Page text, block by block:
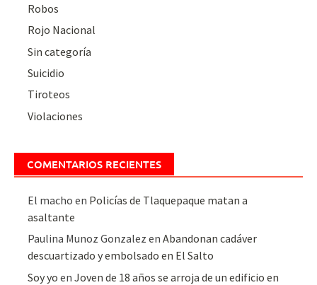
Robos
Rojo Nacional
Sin categoría
Suicidio
Tiroteos
Violaciones
COMENTARIOS RECIENTES
El macho en Policías de Tlaquepaque matan a
asaltante
Paulina Munoz Gonzalez enAbandonan cadáver
descuartizado y embolsado en El Salto
Soy yo enJoven de 18 años se arroja de un edificio en